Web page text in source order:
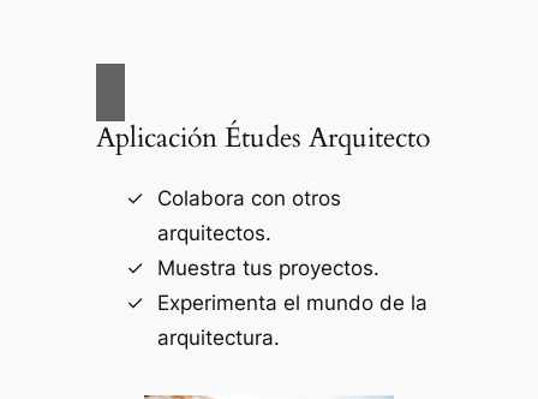
Aplicación Études Arquitecto
Colabora con otros
arquitectos.
Muestra tus proyectos.
Experimenta el mundo de la
arquitectura.